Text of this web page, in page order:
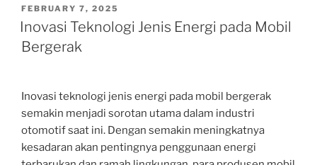
POSTED
ON
FEBRUARY 7, 2025
Inovasi Teknologi Jenis Energi pada Mobil
Bergerak
Inovasi teknologi jenis energi pada mobil bergerak
semakin menjadi sorotan utama dalam industri
otomotif saat ini. Dengan semakin meningkatnya
kesadaran akan pentingnya penggunaan energi